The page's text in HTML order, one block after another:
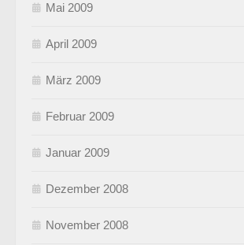
Mai 2009
April 2009
März 2009
Februar 2009
Januar 2009
Dezember 2008
November 2008